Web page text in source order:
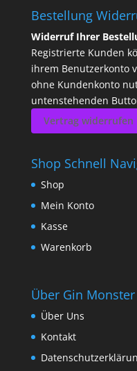
Bestellung
Widerruf Ihrer
Registrierte Kunden
ihrem Benutzerkonto
ohne Kundenkonto
untenstehenden
Vertrag widerrufen
Shop Schnell
Shop
Mein Konto
Kasse
Warenkorb
Über Gin
Über Uns
Kontakt